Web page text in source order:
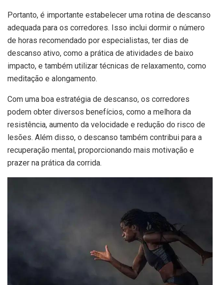
Portanto, é importante estabelecer uma rotina de descanso
adequada para os corredores. Isso inclui dormir o número
de horas recomendado por especialistas, ter dias de
descanso ativo, como a prática de atividades de baixo
impacto, e também utilizar técnicas de relaxamento, como
meditação e alongamento.
Com uma boa estratégia de descanso, os corredores
podem obter diversos benefícios, como a melhora da
resistência, aumento da velocidade e redução do risco de
lesões. Além disso, o descanso também contribui para a
recuperação mental, proporcionando mais motivação e
prazer na prática da corrida.